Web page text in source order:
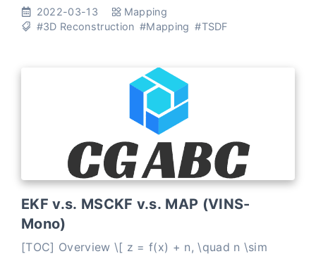
的邻域内的SDF值，邻域的最大值是max truncation
的话，则实际距离会除以max truncation这个值，达
2022-03-13
Mapping
#3D Reconstruction #Mapping #TSDF
EKF v.s. MSCKF v.s. MAP (VINS-
Mono)
[TOC] Overview \[ z = f(x) + n, \quad n \sim